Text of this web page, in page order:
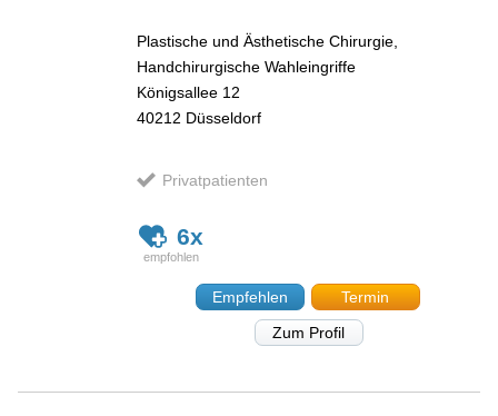
Plastische und Ästhetische Chirurgie,
Handchirurgische Wahleingriffe
Königsallee 12
40212 Düsseldorf
Privatpatienten
6x
Empfehlen
Termin
Zum Profil